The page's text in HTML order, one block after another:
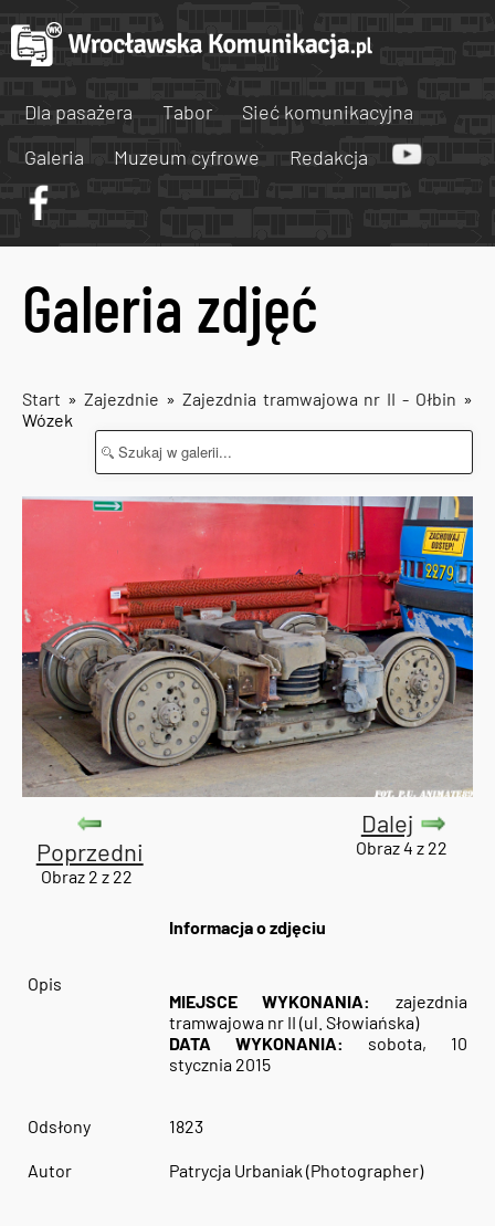
Dla pasażera Tabor
Sieć komunikacyjna
Galeria
Muzeum cyfrowe Redakcja
Galeria zdjęć
Start » Zajezdnie » Zajezdnia tramwajowa nr II - Ołbin »
Wózek
Poprzedni
Obraz 2 z 22
Dalej
Obraz 4 z 22
Informacja o zdjęciu
Opis
MIEJSCE WYKONANIA:
zajezdnia
tramwajowa nr II (ul. Słowiańska)
DATA WYKONANIA: sobota, 10
stycznia 2015
Odsłony 1823
Autor Patrycja Urbaniak (Photographer)